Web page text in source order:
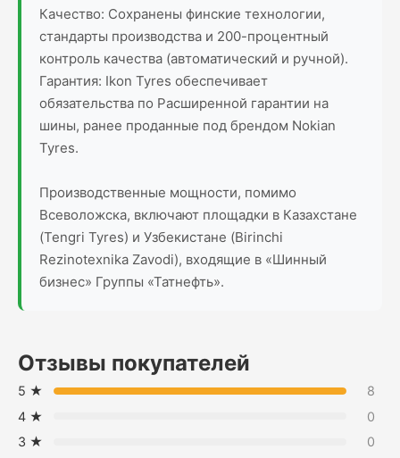
Качество: Сохранены финские технологии,
стандарты производства и 200-процентный
контроль качества (автоматический и ручной).
Гарантия: Ikon Tyres обеспечивает
обязательства по Расширенной гарантии на
шины, ранее проданные под брендом Nokian
Tyres.
Производственные мощности, помимо
Всеволожска, включают площадки в Казахстане
(Tengri Tyres) и Узбекистане (Birinchi
Rezinotexnika Zavodi), входящие в «Шинный
бизнес» Группы «Татнефть».
Отзывы покупателей
5 ★
8
4 ★
0
3 ★
0